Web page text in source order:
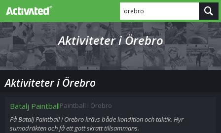
örebro
Aktiviteter i Örebro
Aktiviteter i Örebro
Batalj PaintballPaintball i Örebro
På Batalj Paintball i Örebro krävs både kondition och taktik. Hyr
sumodräkten och få ett gott skratt tillsammans.